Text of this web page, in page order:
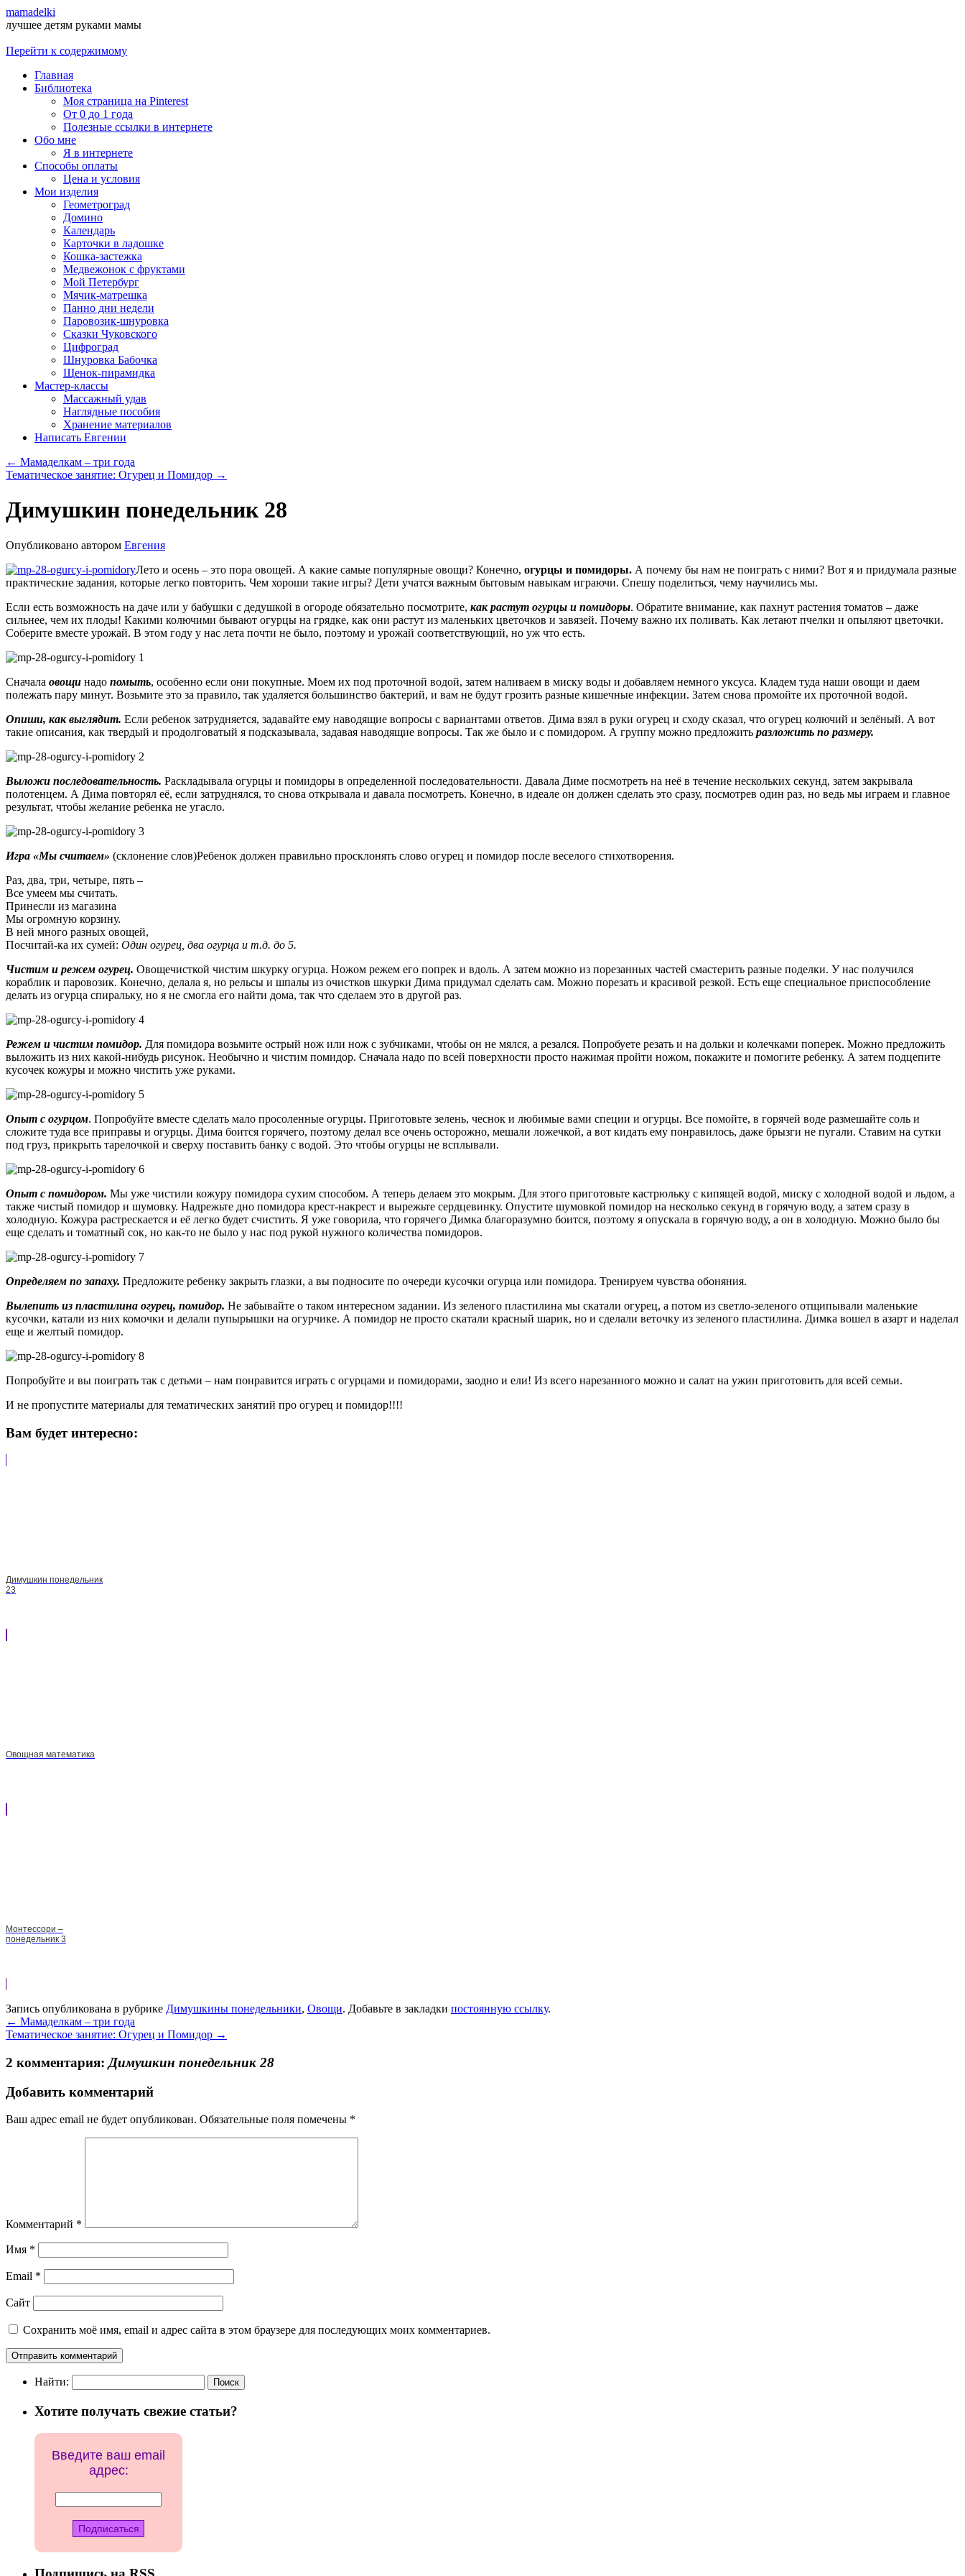
mamadelki
лучшее детям руками мамы
Перейти к содержимому
Главная
Библиотека
Моя страница на Pinterest
От 0 до 1 года
Полезные ссылки в интернете
Обо мне
Я в интернете
Способы оплаты
Цена и условия
Мои изделия
Геометроград
Домино
Календарь
Карточки в ладошке
Кошка-застежка
Медвежонок с фруктами
Мой Петербург
Мячик-матрешка
Панно дни недели
Паровозик-шнуровка
Сказки Чуковского
Цифроград
Шнуровка Бабочка
Щенок-пирамидка
Мастер-классы
Массажный удав
Наглядные пособия
Хранение материалов
Написать Евгении
← Мамаделкам – три года
Тематическое занятие: Огурец и Помидор →
Димушкин понедельник 28
Опубликовано автором Евгения
Лето и осень – это пора овощей. А какие самые популярные овощи? Конечно, огурцы и помидоры. А почему бы нам не поиграть с ними? Вот я и придумала разные
практические задания, которые легко повторить. Чем хороши такие игры? Дети учатся важным бытовым навыкам играючи. Спешу поделиться, чему научились мы.
Если есть возможность на даче или у бабушки с дедушкой в огороде обязательно посмотрите, как растут огурцы и помидоры. Обратите внимание, как пахнут растения томатов – даже
сильнее, чем их плоды! Какими колючими бывают огурцы на грядке, как они растут из маленьких цветочков и завязей. Почему важно их поливать. Как летают пчелки и опыляют цветочки.
Соберите вместе урожай. В этом году у нас лета почти не было, поэтому и урожай соответствующий, но уж что есть.
Сначала овощи надо помыть, особенно если они покупные. Моем их под проточной водой, затем наливаем в миску воды и добавляем немного уксуса. Кладем туда наши овощи и даем
полежать пару минут. Возьмите это за правило, так удаляется большинство бактерий, и вам не будут грозить разные кишечные инфекции. Затем снова промойте их проточной водой.
Опиши, как выглядит. Если ребенок затрудняется, задавайте ему наводящие вопросы с вариантами ответов. Дима взял в руки огурец и сходу сказал, что огурец колючий и зелёный. А вот
такие описания, как твердый и продолговатый я подсказывала, задавая наводящие вопросы. Так же было и с помидором. А группу можно предложить разложить по размеру.
Выложи последовательность. Раскладывала огурцы и помидоры в определенной последовательности. Давала Диме посмотреть на неё в течение нескольких секунд, затем закрывала
полотенцем. А Дима повторял её, если затруднялся, то снова открывала и давала посмотреть. Конечно, в идеале он должен сделать это сразу, посмотрев один раз, но ведь мы играем и главное
результат, чтобы желание ребенка не угасло.
Игра «Мы считаем» (склонение слов)Ребенок должен правильно просклонять слово огурец и помидор после веселого стихотворения.
Раз, два, три, четыре, пять –
Все умеем мы считать.
Принесли из магазина
Мы огромную корзину.
В ней много разных овощей,
Посчитай-ка их сумей: Один огурец, два огурца и т.д. до 5.
Чистим и режем огурец. Овощечисткой чистим шкурку огурца. Ножом режем его попрек и вдоль. А затем можно из порезанных частей смастерить разные поделки. У нас получился
кораблик и паровозик. Конечно, делала я, но рельсы и шпалы из очистков шкурки Дима придумал сделать сам. Можно порезать и красивой резкой. Есть еще специальное приспособление
делать из огурца спиральку, но я не смогла его найти дома, так что сделаем это в другой раз.
Режем и чистим помидор. Для помидора возьмите острый нож или нож с зубчиками, чтобы он не мялся, а резался. Попробуете резать и на дольки и колечками поперек. Можно предложить
выложить из них какой-нибудь рисунок. Необычно и чистим помидор. Сначала надо по всей поверхности просто нажимая пройти ножом, покажите и помогите ребенку. А затем подцепите
кусочек кожуры и можно чистить уже руками.
Опыт с огурцом. Попробуйте вместе сделать мало просоленные огурцы. Приготовьте зелень, чеснок и любимые вами специи и огурцы. Все помойте, в горячей воде размешайте соль и
сложите туда все приправы и огурцы. Дима боится горячего, поэтому делал все очень осторожно, мешали ложечкой, а вот кидать ему понравилось, даже брызги не пугали. Ставим на сутки
под груз, прикрыть тарелочкой и сверху поставить банку с водой. Это чтобы огурцы не всплывали.
Опыт с помидором. Мы уже чистили кожуру помидора сухим способом. А теперь делаем это мокрым. Для этого приготовьте кастрюльку с кипящей водой, миску с холодной водой и льдом, а
также чистый помидор и шумовку. Надрежьте дно помидора крест-накрест и вырежьте сердцевинку. Опустите шумовкой помидор на несколько секунд в горячую воду, а затем сразу в
холодную. Кожура растрескается и её легко будет счистить. Я уже говорила, что горячего Димка благоразумно боится, поэтому я опускала в горячую воду, а он в холодную. Можно было бы
еще сделать и томатный сок, но как-то не было у нас под рукой нужного количества помидоров.
Определяем по запаху. Предложите ребенку закрыть глазки, а вы подносите по очереди кусочки огурца или помидора. Тренируем чувства обоняния.
Вылепить из пластилина огурец, помидор. Не забывайте о таком интересном задании. Из зеленого пластилина мы скатали огурец, а потом из светло-зеленого отщипывали маленькие
кусочки, катали из них комочки и делали пупырышки на огурчике. А помидор не просто скатали красный шарик, но и сделали веточку из зеленого пластилина. Димка вошел в азарт и наделал
еще и желтый помидор.
Попробуйте и вы поиграть так с детьми – нам понравится играть с огурцами и помидорами, заодно и ели! Из всего нарезанного можно и салат на ужин приготовить для всей семьи.
И не пропустите материалы для тематических занятий про огурец и помидор!!!!
Вам будет интересно:
Димушкин понедельник
23
Овощная математика
Монтессори –
понедельник 3
Запись опубликована в рубрике Димушкины понедельники, Овощи. Добавьте в закладки постоянную ссылку.
← Мамаделкам – три года
Тематическое занятие: Огурец и Помидор →
2 комментария: Димушкин понедельник 28
Добавить комментарий
Ваш адрес email не будет опубликован. Обязательные поля помечены *
Комментарий *
Имя *
Email *
Сайт
Сохранить моё имя, email и адрес сайта в этом браузере для последующих моих комментариев.
Найти:
Хотите получать свежие статьи?
Введите ваш email
адрес: